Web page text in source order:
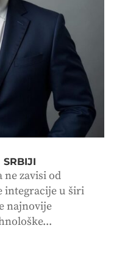
SRBIJI
zavisi od
integracije u širi
najnovije